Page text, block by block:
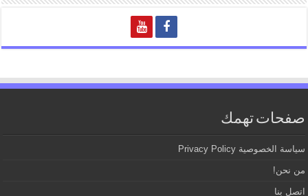
صفحات تهمك
سياسة الخصوصية Privacy Policy
من نحن!
اتصل بنا